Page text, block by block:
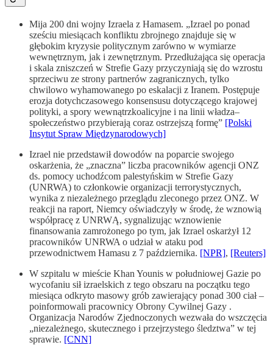
Mija 200 dni wojny Izraela z Hamasem. „Izrael po ponad
sześciu miesiącach konfliktu zbrojnego znajduje się w
głębokim kryzysie politycznym zarówno w wymiarze
wewnętrznym, jak i zewnętrznym. Przedłużająca się operacja
i skala zniszczeń w Strefie Gazy przyczyniają się do wzrostu
sprzeciwu ze strony partnerów zagranicznych, tylko
chwilowo wyhamowanego po eskalacji z Iranem. Postępuje
erozja dotychczasowego konsensusu dotyczącego krajowej
polityki, a spory wewnątrzkoalicyjne i na linii władza–
społeczeństwo przybierają coraz ostrzejszą formę” [Polski
Insytut Spraw Międzynarodowych]
Izrael nie przedstawił dowodów na poparcie swojego
oskarżenia, że „znaczna” liczba pracowników agencji ONZ
ds. pomocy uchodźcom palestyńskim w Strefie Gazy
(UNRWA) to członkowie organizacji terrorystycznych,
wynika z niezależnego przeglądu zleconego przez ONZ. W
reakcji na raport, Niemcy oświadczyły w środę, że wznowią
współpracę z UNRWĄ, sygnalizując wznowienie
finansowania zamrożonego po tym, jak Izrael oskarżył 12
pracowników UNRWA o udział w ataku pod
przewodnictwem Hamasu z 7 października. [NPR], [Reuters]
W szpitalu w mieście Khan Younis w południowej Gazie po
wycofaniu sił izraelskich z tego obszaru na początku tego
miesiąca odkryto masowy grób zawierający ponad 300 ciał –
poinformowali pracownicy Obrony Cywilnej Gazy .
Organizacja Narodów Zjednoczonych wezwała do wszczęcia
„niezależnego, skutecznego i przejrzystego śledztwa” w tej
sprawie. [CNN]